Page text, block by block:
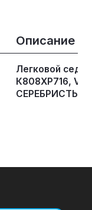
Описание
Легковой
К808ХР716,
СЕРЕБРИСТЫЙ